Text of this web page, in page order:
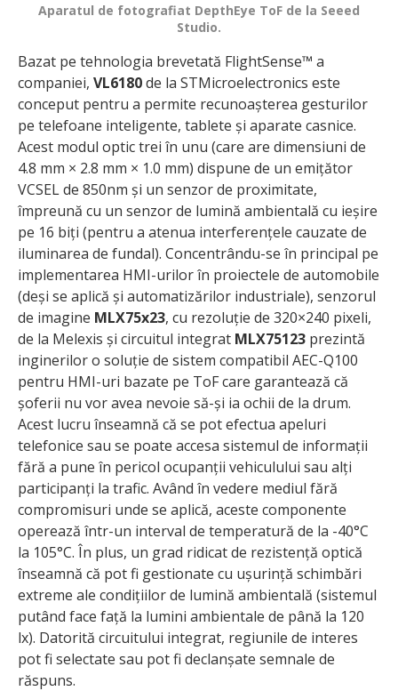
Aparatul de fotografiat DepthEye ToF de la Seeed
Studio.
Bazat pe tehnologia brevetată FlightSense™ a
companiei, VL6180de la STMicroelectronics este
conceput pentru a permite recunoașterea gesturilor
pe telefoane inteligente, tablete și aparate casnice.
Acest modul optic trei în unu (care are dimensiuni de
4.8 mm × 2.8 mm × 1.0 mm) dispune de un emițător
VCSEL de 850nm și un senzor de proximitate,
împreună cu un senzor de lumină ambientală cu ieșire
pe 16 biți (pentru a atenua interferențele cauzate de
iluminarea de fundal). Concentrându-se în principal pe
implementarea HMI-urilor în proiectele de automobile
(deși se aplică și automatizărilor industriale), senzorul
de imagine MLX75x23, cu rezoluție de 320×240 pixeli,
de la Melexis și circuitul integrat MLX75123 prezintă
inginerilor o soluție de sistem compatibil AEC-Q100
pentru HMI-uri bazate pe ToF care garantează că
șoferii nu vor avea nevoie să-și ia ochii de la drum.
Acest lucru înseamnă că se pot efectua apeluri
telefonice sau se poate accesa sistemul de informații
fără a pune în pericol ocupanții vehiculului sau alți
participanți la trafic. Având în vedere mediul fără
compromisuri unde se aplică, aceste componente
operează într-un interval de temperatură de la -40°C
la 105°C. În plus, un grad ridicat de rezistență optică
înseamnă că pot fi gestionate cu ușurință schimbări
extreme ale condițiilor de lumină ambientală (sistemul
putând face față la lumini ambientale de până la 120
lx). Datorită circuitului integrat, regiunile de interes
pot fi selectate sau pot fi declanșate semnale de
răspuns.